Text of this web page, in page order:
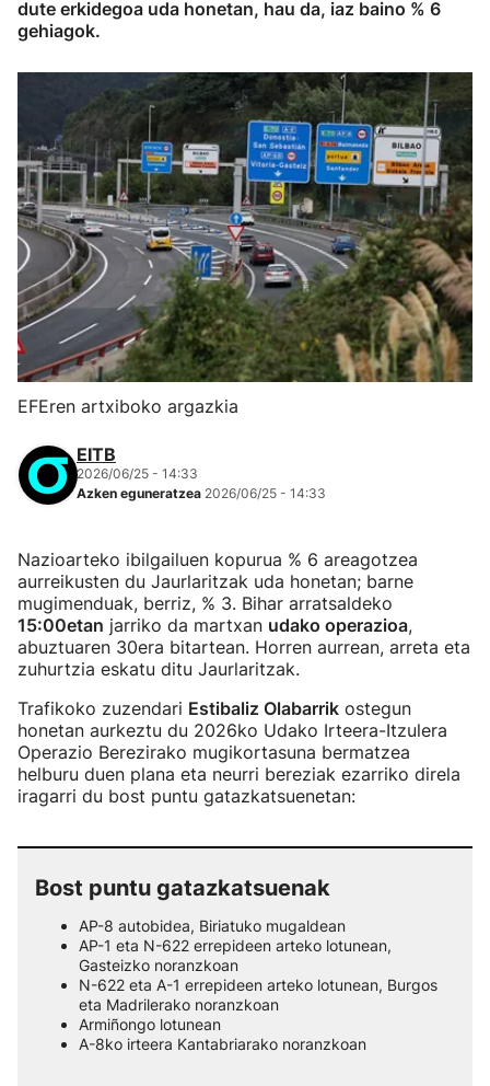
dute erkidegoa uda honetan, hau da, iaz baino % 6
gehiagok.
EFEren artxiboko argazkia
EITB
2026/06/25 - 14:33
Azken eguneratzea 2026/06/25 - 14:33
Nazioarteko ibilgailuen kopurua % 6 areagotzea
aurreikusten du Jaurlaritzak uda honetan; barne
mugimenduak, berriz, % 3. Bihar arratsaldeko
15:00etan jarriko da martxan udako operazioa,
abuztuaren 30era bitartean. Horren aurrean, arreta eta
zuhurtzia eskatu ditu Jaurlaritzak.
Trafikoko zuzendari Estibaliz Olabarrik ostegun
honetan aurkeztu du 2026ko Udako Irteera-Itzulera
Operazio Berezirako mugikortasuna bermatzea
helburu duen plana eta neurri bereziak ezarriko direla
iragarri du bost puntu gatazkatsuenetan:
Bost puntu gatazkatsuenak
AP-8 autobidea, Biriatuko mugaldean
AP-1 eta N-622 errepideen arteko lotunean,
Gasteizko noranzkoan
N-622 eta A-1 errepideen arteko lotunean, Burgos
eta Madrilerako noranzkoan
Armiñongo lotunean
A-8ko irteera Kantabriarako noranzkoan